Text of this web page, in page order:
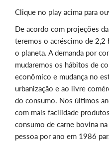
Clique no play acima para
De acordo com projeções
teremos o acréscimo de 2,2
o planeta. A demanda por
mudaremos os hábitos de
econômico e mudança no
urbanização e ao livre
do consumo. Nos últimos
com mais facilidade
consumo de carne bovina
pessoa por ano em 1986